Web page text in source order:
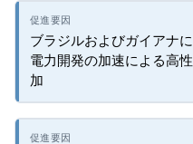
ブラジルおよびガイアナ
電力開発の加速による高
加